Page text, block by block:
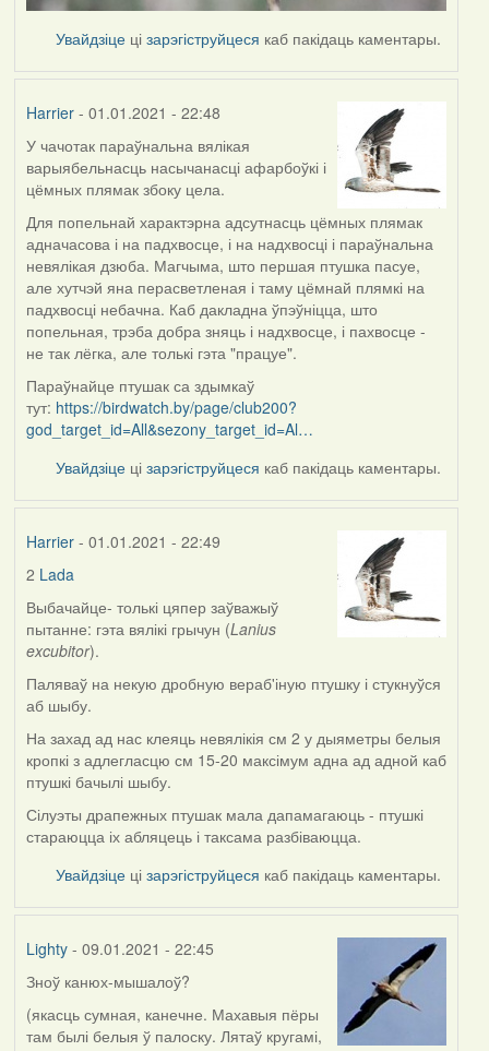
Увайдзіце цізарэгіструйцеся каб пакідаць каментары.
Harrier- 01.01.2021 - 22:48
In
reply
to
by
Lighty
У чачотак параўнальна вялікая
варыябельнасць насычанасці афарбоўкі і
цёмных плямак збоку цела.
Для попельнай характэрна адсутнасць цёмных плямак
адначасова і на падхвосце, і на надхвосці і параўнальна
невялікая дзюба. Магчыма, што першая птушка пасуе,
але хутчэй яна перасветленая і таму цёмнай плямкі на
падхвосці небачна. Каб дакладна ўпэўніцца, што
попельная, трэба добра зняць і надхвосце, і пахвосце -
не так лёгка, але толькі гэта "працуе".
Параўнайце птушак са здымкаў
тут: https://birdwatch.by/page/club200?
god_target_id=All&sezony_target_id=Al…
Увайдзіце цізарэгіструйцеся каб пакідаць каментары.
Harrier- 01.01.2021 - 22:49
In
reply
to
by
2 Lada
Выбачайце- толькі цяпер заўважыў
пытанне: гэта вялікі грычун (Lanius
excubitor).
Паляваў на некую дробную вераб'іную птушку і стукнуўся
аб шыбу.
На захад ад нас клеяць невялікія см 2 у дыяметры белыя
кропкі з адлегласцю см 15-20 максімум адна ад адной каб
птушкі бачылі шыбу.
Сілуэты драпежных птушак мала дапамагаюць - птушкі
стараюцца іх абляцець і таксама разбіваюцца.
Увайдзіце цізарэгіструйцеся каб пакідаць каментары.
Lighty- 09.01.2021 - 22:45
Зноў канюх-мышалоў?
(якасць сумная, канечне. Махавыя пёры
там былі белыя ў палоску. Лятаў кругамі,